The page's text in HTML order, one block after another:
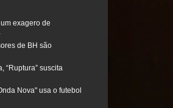
exagero de
de BH são
“Ruptura” suscita
Nova" usa o futebol